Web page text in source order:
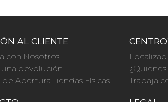
AL CLIENTE
con Nosotros
una devolución
de Apertura Tiendas Físicas
Trabaja